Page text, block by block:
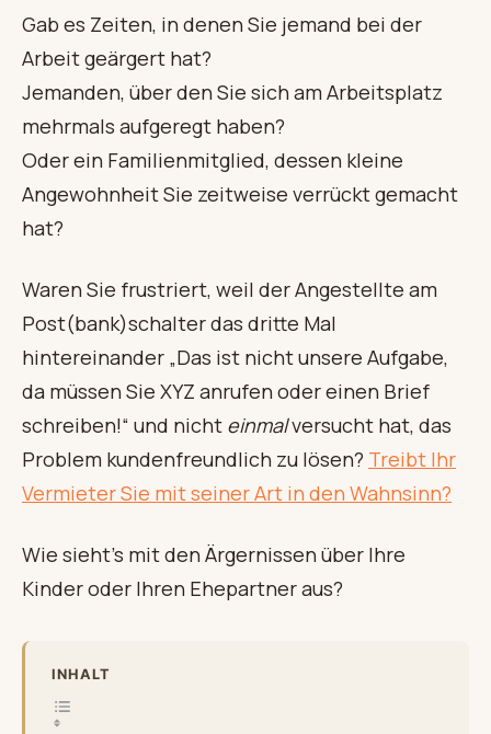
Gab es Zeiten, in denen Sie jemand bei der
Arbeit geärgert hat?
Jemanden, über den Sie sich am Arbeitsplatz
mehrmals aufgeregt haben?
Oder ein Familienmitglied, dessen kleine
Angewohnheit Sie zeitweise verrückt gemacht
hat?
Waren Sie frustriert, weil der Angestellte am
Post(bank)schalter das dritte Mal
hintereinander „Das ist nicht unsere Aufgabe,
da müssen Sie XYZ anrufen oder einen Brief
schreiben!“ und nicht einmalversucht hat, das
Problem kundenfreundlich zu lösen? Treibt Ihr
Vermieter Sie mit seiner Art in den Wahnsinn?
Wie sieht’s mit den Ärgernissen über Ihre
Kinder oder Ihren Ehepartner aus?
INHALT